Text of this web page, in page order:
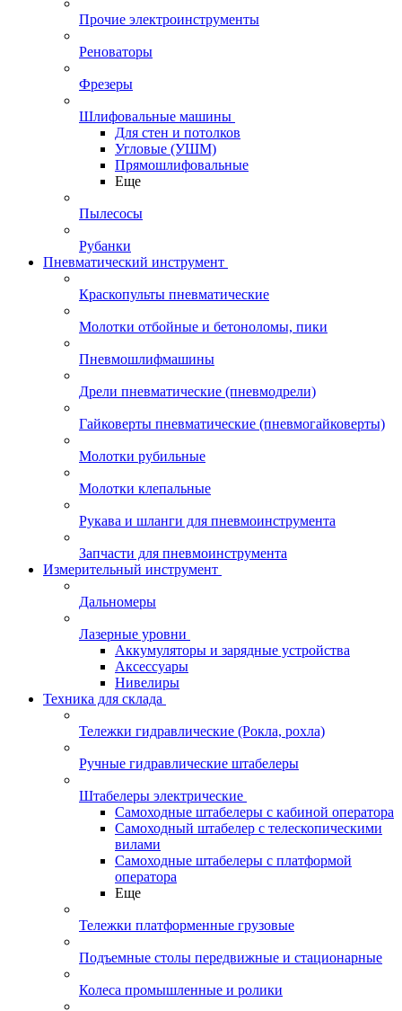
Прочие электроинструменты
Реноваторы
Фрезеры
Шлифовальные машины
Для стен и потолков
Угловые (УШМ)
Прямошлифовальные
Еще
Пылесосы
Рубанки
Пневматический инструмент
Краскопульты пневматические
Молотки отбойные и бетоноломы, пики
Пневмошлифмашины
Дрели пневматические (пневмодрели)
Гайковерты пневматические (пневмогайковерты)
Молотки рубильные
Молотки клепальные
Рукава и шланги для пневмоинструмента
Запчасти для пневмоинструмента
Измерительный инструмент
Дальномеры
Лазерные уровни
Аккумуляторы и зарядные устройства
Аксессуары
Нивелиры
Техника для склада
Тележки гидравлические (Рокла, рохла)
Ручные гидравлические штабелеры
Штабелеры электрические
Самоходные штабелеры с кабиной оператора
Самоходный штабелер с телескопическими
вилами
Самоходные штабелеры с платформой
оператора
Еще
Тележки платформенные грузовые
Подъемные столы передвижные и стационарные
Колеса промышленные и ролики